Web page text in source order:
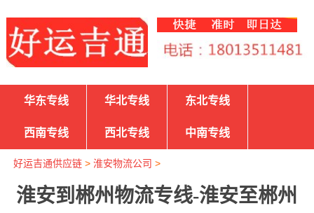
华东专线 华北专线 东北专线
西南专线 西北专线 中南专线
好运吉通供应链> 淮安物流公司 >
淮安到郴州物流专线-淮安至郴州